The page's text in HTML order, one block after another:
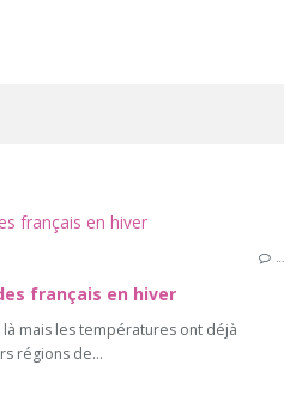
…
français en hiver
mais les températures ont déjà
régions de...